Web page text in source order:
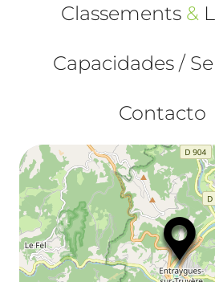
Classements &
Capacidades /
Contacto